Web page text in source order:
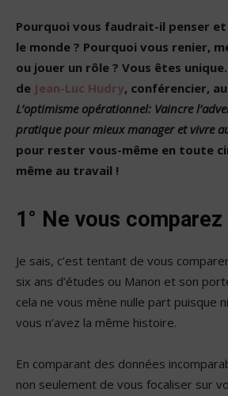
Pourquoi vous faudrait-il penser
le monde ? Pourquoi vous renier,
ou jouer un rôle ? Vous êtes
de Jean-Luc Hudry, conférencier,
L’optimisme opérationnel: Vaincre
pratique pour mieux manager et vivre
pour rester vous-même en toute
même au travail !
1° Ne vous comparez
Je sais, c’est tentant de vous
six ans d’études ou Manon et son
cela ne vous mène nulle part puisque
vous n’avez la même histoire.
En comparant des données
non seulement de vous focaliser sur